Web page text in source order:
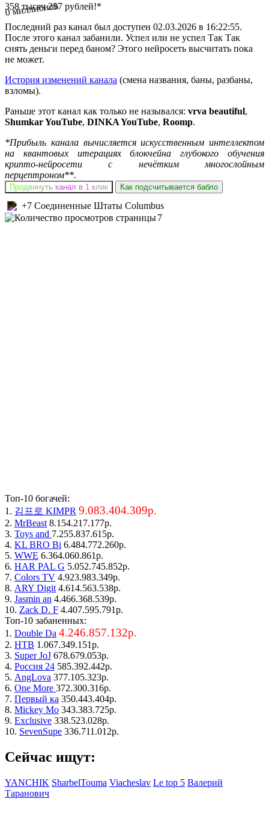
358 тысяч 257 рублей!*
Последний раз канал был доступен 02.03.2026 в 16:22:55.
После этого канал забанили. Успел или не успел Так Так
снять деньги перед баном? Этого нейросеть высчитать пока
не может.
История изменений канала (смена названия, баны, разбаны,
взломы).
Раньше этот канал как только не назывался: vrva beautiful,
Shumkar YouTube, DINKA YouTube, Roomp.
*Прибыль канала вычисляется искусственным интеллектом
на квантовых итерациях блокчейна глубокого обучения
крипто-нейросети с нечётким многослойным
перцептроном**.
Продвинуть канал в 1 клик Как подсчитывается бабло
+7 Соединенные Штаты Columbus
7
Топ-10 богачей:
1. 김프로 KIMPR 9.083.404.309р.
2. MrBeast 8.154.217.177р.
3. Toys and 7.255.837.615р.
4. KL BRO Bi 6.484.772.260р.
5. WWE 6.364.060.861р.
6. HAR PAL G 5.052.745.852р.
7. Colors TV 4.923.983.349р.
8. ARY Digit 4.614.563.538р.
9. Jasmin an 4.466.368.539р.
10. Zack D. F 4.407.595.791р.
Топ-10 забаненных:
1. Double Da 4.246.857.132р.
2. НТВ 1.067.349.151р.
3. Super JoJ 678.679.053р.
4. Россия 24 585.392.442р.
5. AngLova 377.105.323р.
6. One More 372.300.316р.
7. Первый ка 350.443.404р.
8. Mickey Mo 343.383.725р.
9. Exclusive 338.523.028р.
10. SevenSupe 336.711.012р.
Сейчас ищут:
YANCHIK SharbelTouma Viacheslav Le top 5 Валерий
Таранович